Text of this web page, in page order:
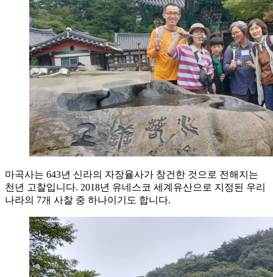
마곡사는 643년 신라의 자장율사가 창건한 것으로 전해지는
천년 고찰입니다. 2018년 유네스코 세계유산으로 지정된 우리
나라의 7개 사찰 중 하나이기도 합니다.